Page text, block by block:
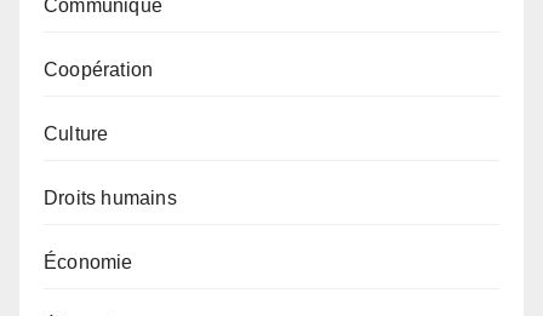
Communiqué
Coopération
Culture
Droits humains
Économie